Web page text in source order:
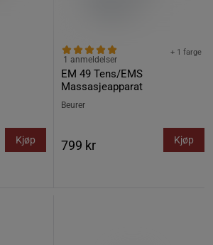
Kjøp
EM 49 Tens/EMS
Massasjeapparat
+ 1 farge
1 anmeldelser
Beurer
799 kr Kjøp